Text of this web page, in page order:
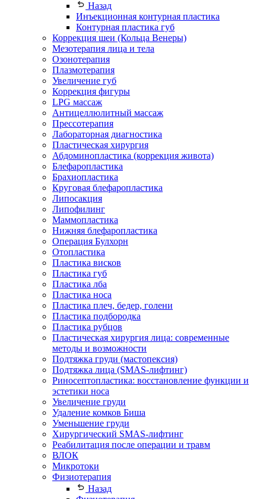
Назад
Инъекционная контурная пластика
Контурная пластика губ
Коррекция шеи (Кольца Венеры)
Мезотерапия лица и тела
Озонотерапия
Плазмотерапия
Увеличение губ
Коррекция фигуры
LPG массаж
Антицеллюлитный массаж
Прессотерапия
Лабораторная диагностика
Пластическая хирургия
Абдоминопластика (коррекция живота)
Блефаропластика
Брахиопластика
Круговая блефаропластика
Липосакция
Липофилинг
Маммопластика
Нижняя блефаропластика
Операция Булхорн
Отопластика
Пластика висков
Пластика губ
Пластика лба
Пластика носа
Пластика плеч, бедер, голени
Пластика подбородка
Пластика рубцов
Пластическая хирургия лица: современные
методы и возможности
Подтяжка груди (мастопексия)
Подтяжка лица (SMAS-лифтинг)
Риносептопластика: восстановление функции и
эстетики носа
Увеличение груди
Удаление комков Биша
Уменьшение груди
Хирургический SMAS-лифтинг
Реабилитация после операции и травм
ВЛОК
Микротоки
Физиотерапия
Назад